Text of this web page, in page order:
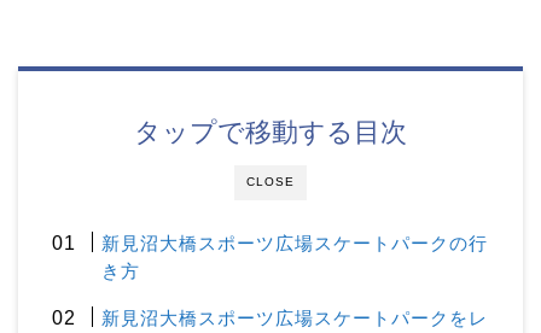
CLOSE
タップで移動する目次
新見沼大橋スポーツ広場スケートパークの行
き方
新見沼大橋スポーツ広場スケートパークをレ